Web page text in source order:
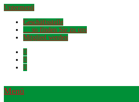
Untermenü
Geschäftsstelle
… so finden Sie zu uns
Mitglied werden
Menü